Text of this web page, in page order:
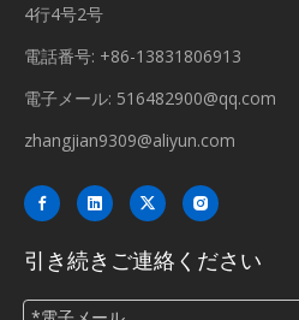
4行4号2号
電話番号: +86-13831806913
電子メール: 516482900@qq.com
zhangjian9309@aliyun.com
引き続きご連絡ください